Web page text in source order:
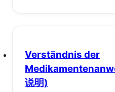
Verständnis der
说明)